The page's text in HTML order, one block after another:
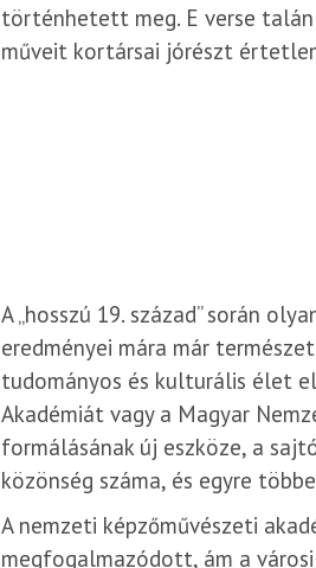
történhetett meg. E verse
műveit kortársai jórészt
A „hosszú 19. század” során
eredményei mára már
tudományos és kulturális élet
Akadémiát vagy a Magyar
formálásának új eszköze, a
közönség száma, és egyre
A nemzeti képzőművészeti
megfogalmazódott, ám a